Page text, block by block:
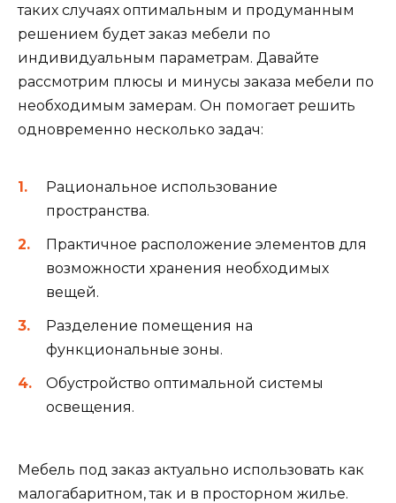
таких случаях оптимальным и продуманным
решением будет заказ мебели по
индивидуальным параметрам. Давайте
рассмотрим плюсы и минусы заказа мебели по
необходимым замерам. Он помогает решить
одновременно несколько задач:
Рациональное использование
пространства.
Практичное расположение элементов для
возможности хранения необходимых
вещей.
Разделение помещения на
функциональные зоны.
Обустройство оптимальной системы
освещения.
Мебель под заказ актуально использовать как
малогабаритном, так и в просторном жилье.